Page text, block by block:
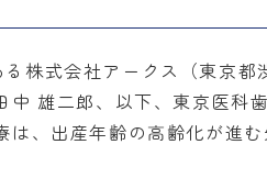
株式会社アークス（東京
中 雄二郎、以下、東京医科
、出産年齢の高齢化が進む